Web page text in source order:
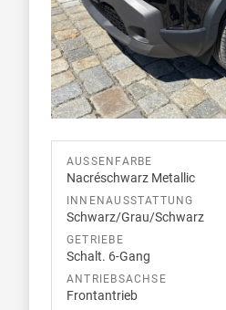
AUSSENFARBE
Nacréschwarz Metallic
INNENAUSSTATTUNG
Schwarz/Grau/Schwarz
GETRIEBE
Schalt. 6-Gang
ANTRIEBSACHSE
Frontantrieb